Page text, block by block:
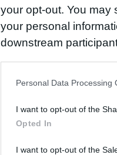
your opt-out. You may
your personal
downstream
us to third parties on
Personal Data Processing
I want to opt-out of the
Opted In
I want to opt-out of the